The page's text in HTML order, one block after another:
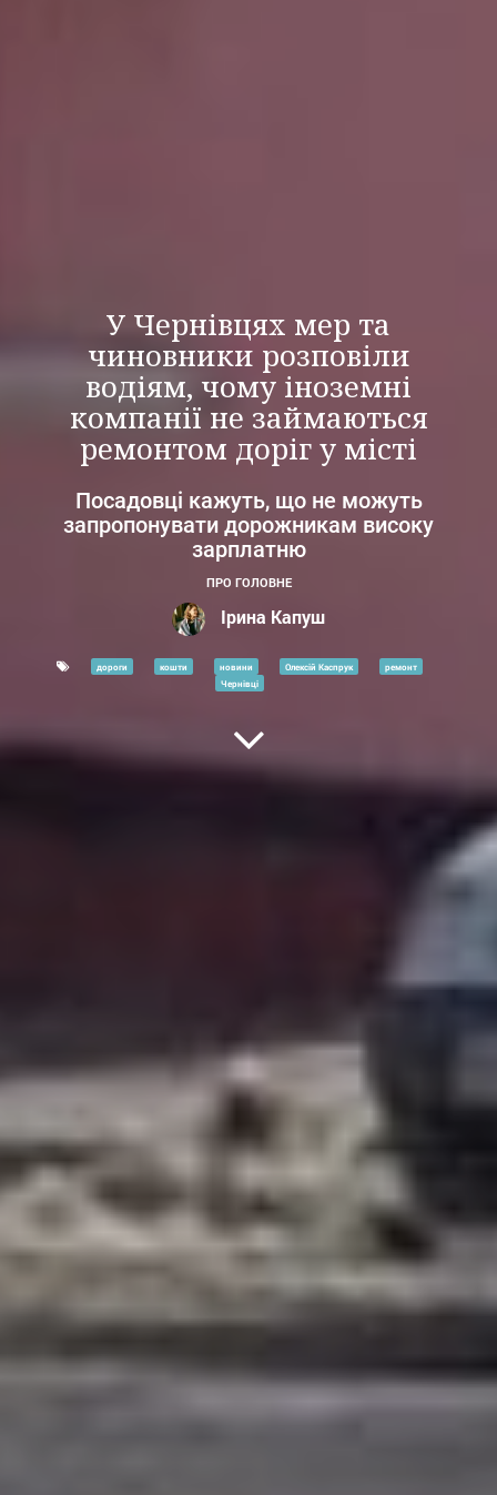
У Чернівцях мер та
чиновники розповіли
водіям, чому іноземні
компанії не займаються
ремонтом доріг у місті
Посадовці кажуть, що не можуть
запропонувати дорожникам високу
зарплатню
ПРО ГОЛОВНЕ
Ірина Капуш
дороги кошти новини Олексій Каспрук
ремонт
Чернівці